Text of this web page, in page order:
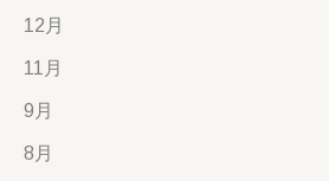
12月
11月
9月
8月